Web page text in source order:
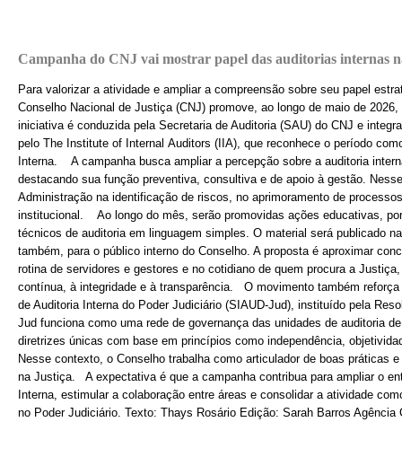
Campanha do CNJ vai mostrar papel das auditorias internas
Para valorizar a atividade e ampliar a compreensão sobre seu papel
Conselho Nacional de Justiça (CNJ) promove, ao longo de maio de 2026,
iniciativa é conduzida pela Secretaria de Auditoria (SAU) do CNJ e
pelo The Institute of Internal Auditors (IIA), que reconhece o período
Interna. A campanha busca ampliar a percepção sobre a auditoria
destacando sua função preventiva, consultiva e de apoio à gestão.
Administração na identificação de riscos, no aprimoramento de
institucional. Ao longo do mês, serão promovidas ações educativas,
técnicos de auditoria em linguagem simples. O material será publicado
também, para o público interno do Conselho. A proposta é aproximar
rotina de servidores e gestores e no cotidiano de quem procura a
contínua, à integridade e à transparência. O movimento também
de Auditoria Interna do Poder Judiciário (SIAUD-Jud), instituído pela
Jud funciona como uma rede de governança das unidades de auditoria
diretrizes únicas com base em princípios como independência,
Nesse contexto, o Conselho trabalha como articulador de boas práticas
na Justiça. A expectativa é que a campanha contribua para ampliar o
Interna, estimular a colaboração entre áreas e consolidar a atividade
no Poder Judiciário. Texto: Thays Rosário Edição: Sarah Barros